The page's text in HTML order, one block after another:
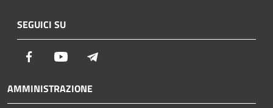
SEGUICI SU
Facebook Youtube
AMMINISTRAZIONE